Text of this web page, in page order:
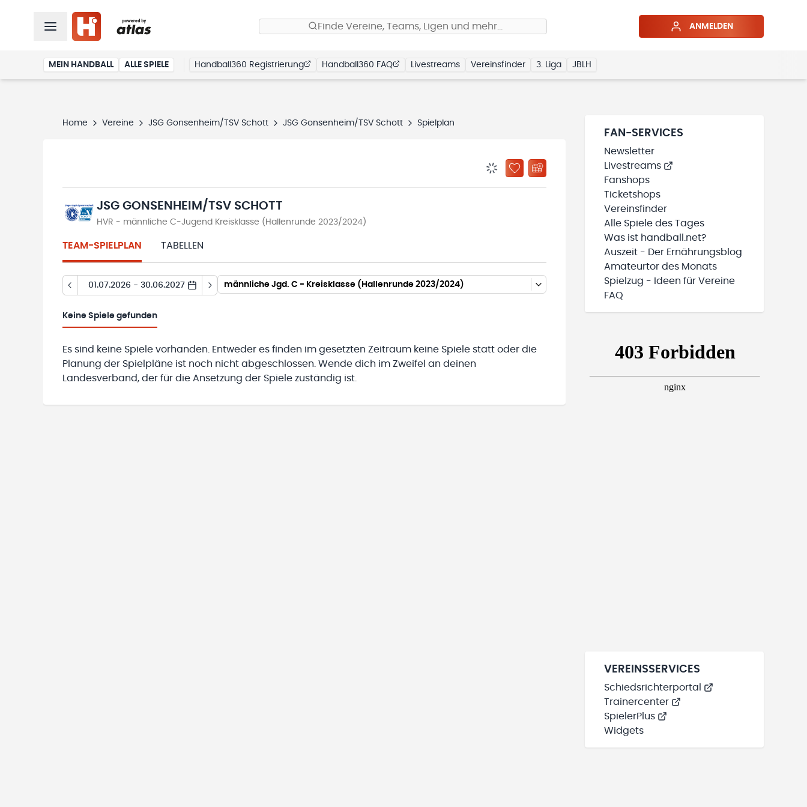
Finde Vereine, Teams, Ligen und mehr… ANMELDEN
MEIN HANDBALL ALLE SPIELE Handball360 Registrierung Handball360 FAQ Livestreams Vereinsfinder 3. Liga JBLH
Home Vereine JSG Gonsenheim/TSV Schott JSG Gonsenheim/TSV Schott Spielplan
BENACHRICHTIGUNGSSTATUS WIRD GELADEN
ZU „MEINE TEAMS“ HINZUFÜGEN
JSG GONSENHEIM/TSV SCHOTT
HVR - männliche C-Jugend Kreisklasse (Hallenrunde 2023/2024)
TEAM-SPIELPLAN TABELLEN
01.07.2026 - 30.06.2027 männliche Jgd. C - Kreisklasse (Hallenrunde 2023/2024)
Keine Spiele gefunden
Es sind keine Spiele vorhanden. Entweder es finden im gesetzten Zeitraum keine Spiele statt oder die
Planung der Spielpläne ist noch nicht abgeschlossen. Wende dich im Zweifel an deinen
Landesverband, der für die Ansetzung der Spiele zuständig ist.
FAN-SERVICES
Newsletter
Livestreams
Fanshops
Ticketshops
Vereinsfinder
Alle Spiele des Tages
Was ist handball.net?
Auszeit - Der Ernährungsblog
Amateurtor des Monats
Spielzug - Ideen für Vereine
FAQ
VEREINSSERVICES
Schiedsrichterportal
Trainercenter
SpielerPlus
Widgets